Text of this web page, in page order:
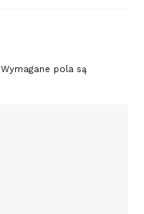
Wymagane pola są